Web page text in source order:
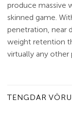
produce massive
skinned game.
penetration, near
weight retention
virtually any
TENGDAR